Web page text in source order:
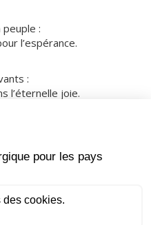
:
l’espérance.
:
l’éternelle joie.
ta gloire d'un cœur sans